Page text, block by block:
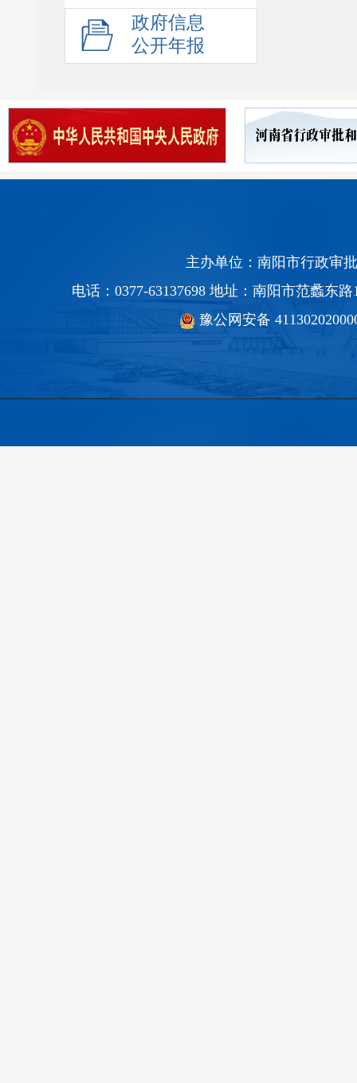
政府信息
公开年报
主办单位：南阳市行政审
电话：0377-63137698 地址：南阳市范蠡东
豫公网安备